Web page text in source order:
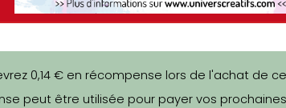
0,14 € en récompense lors de l'achat de
peut être utilisée pour payer vos